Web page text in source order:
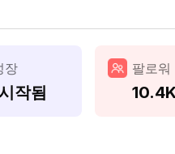
장
작됨
팔로워